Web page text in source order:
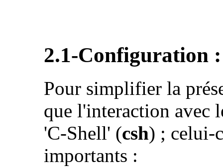
2.1-Configuration :
Pour simplifier la
que l'interaction avec
'C-Shell' (csh) ; celui-
importants :